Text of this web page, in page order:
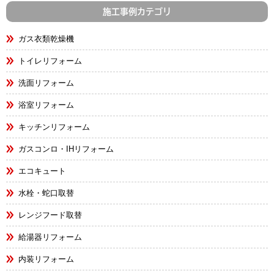
施工事例カテゴリ
ガス衣類乾燥機
トイレリフォーム
洗面リフォーム
浴室リフォーム
キッチンリフォーム
ガスコンロ・IHリフォーム
エコキュート
水栓・蛇口取替
レンジフード取替
給湯器リフォーム
内装リフォーム